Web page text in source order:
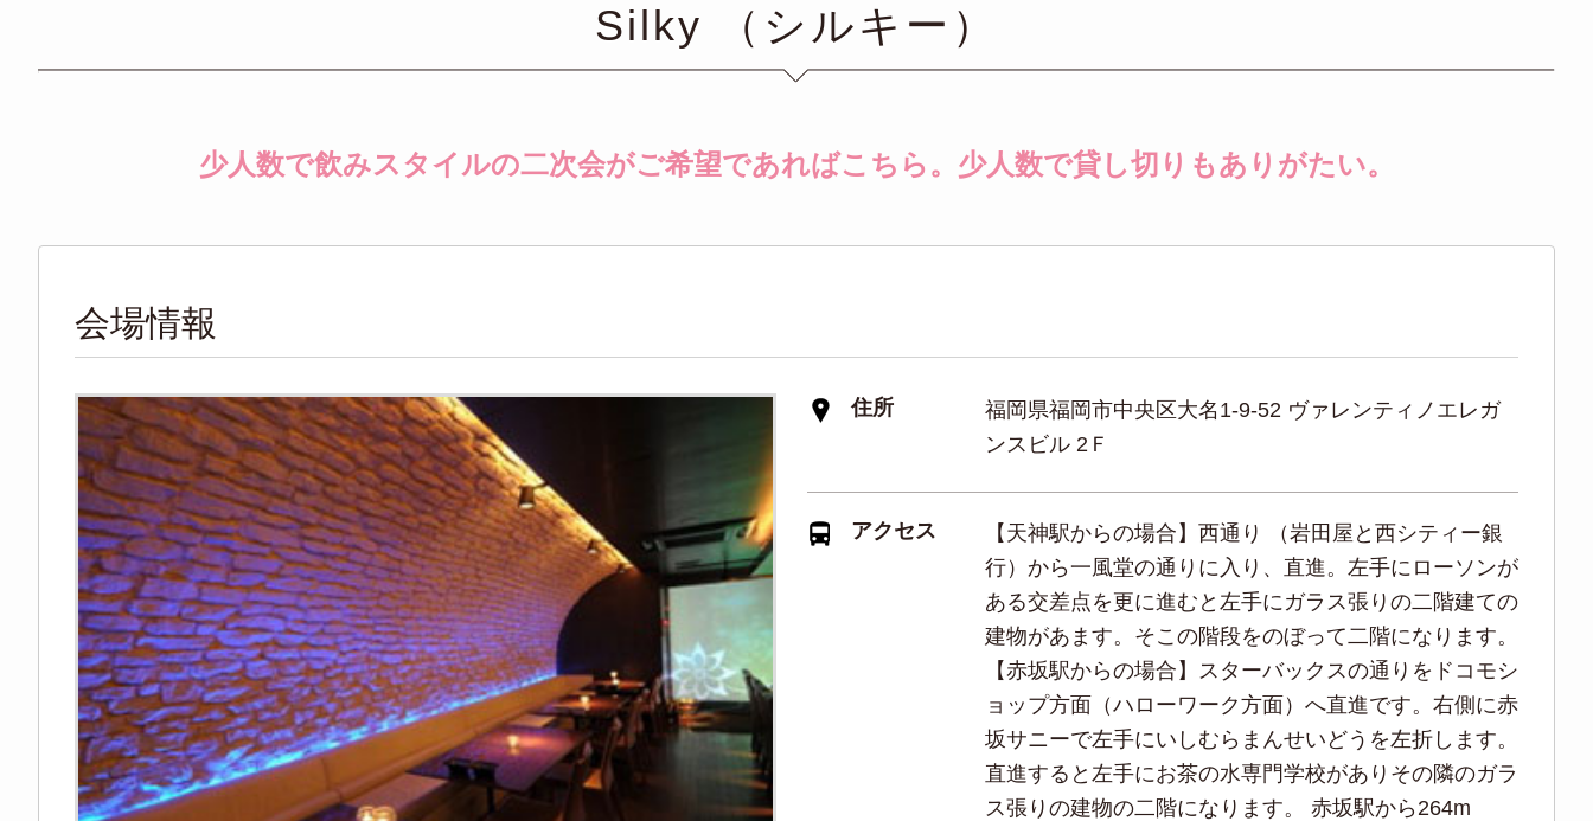
Silky （シルキー）
少人数で飲みスタイルの二次会がご希望であればこちら。少人数で貸し切りもありがたい。
会場情報
住所
福岡県福岡市中央区大名1-9-52 ヴァレンティノエレガ
ンスビル 2Ｆ
アクセス
【天神駅からの場合】西通り （岩田屋と西シティー銀
行）から一風堂の通りに入り、直進。左手にローソンが
ある交差点を更に進むと左手にガラス張りの二階建ての
建物があます。そこの階段をのぼって二階になります。
【赤坂駅からの場合】スターバックスの通りをドコモシ
ョップ方面（ハローワーク方面）へ直進です。右側に赤
坂サニーで左手にいしむらまんせいどうを左折します。
直進すると左手にお茶の水専門学校がありその隣のガラ
ス張りの建物の二階になります。 赤坂駅から264m